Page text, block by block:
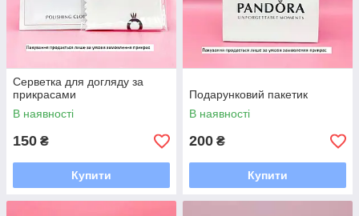
Серветка для догляду за
прикрасами
В наявності
150 ₴
Купити
Подарунковий пакетик
В наявності
200 ₴
Купити